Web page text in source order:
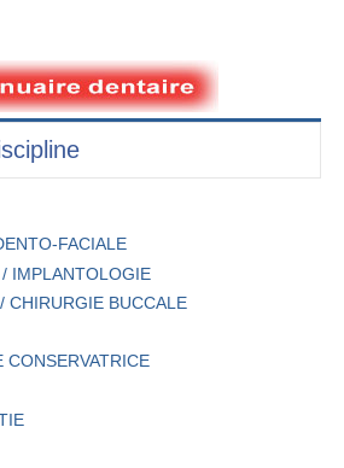
FACIALE
IMPLANTOLOGIE
CHIRURGIE BUCCALE